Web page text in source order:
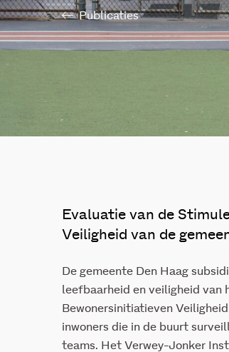
Publicaties
Evaluatie van de
Veiligheid van de
De gemeente Den Haag
leefbaarheid en veiligheid van
Bewonersinitiatieven
inwoners die in de buurt
teams. Het Verwey-Jonker